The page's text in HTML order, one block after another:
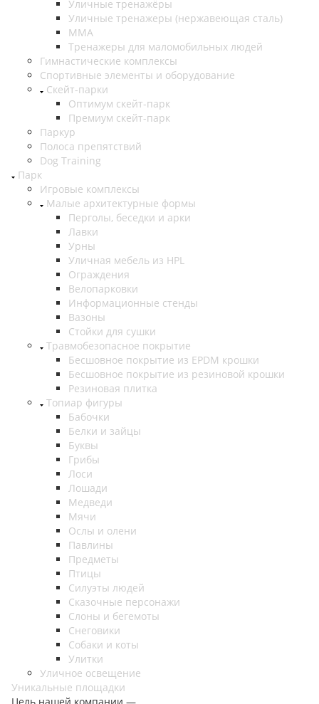
Уличные тренажёры
Уличные тренажеры (нержавеющая сталь)
ММА
Тренажеры для маломобильных людей
Гимнастические комплексы
Спортивные элементы и оборудование
Скейт-парки
Оптимум скейт-парк
Премиум скейт-парк
Паркур
Полоса препятствий
Dog Training
Парк
Игровые комплексы
Малые архитектурные формы
Перголы, беседки и арки
Лавки
Урны
Уличная мебель из HPL
Ограждения
Велопарковки
Информационные стенды
Вазоны
Стойки для сушки
Травмобезопасное покрытие
Бесшовное покрытие из EPDM крошки
Бесшовное покрытие из резиновой крошки
Резиновая плитка
Топиар фигуры
Бабочки
Белки и зайцы
Буквы
Грибы
Лоси
Лошади
Медведи
Мячи
Ослы и олени
Павлины
Предметы
Птицы
Силуэты людей
Сказочные персонажи
Слоны и бегемоты
Снеговики
Собаки и коты
Улитки
Уличное освещение
Уникальные площадки